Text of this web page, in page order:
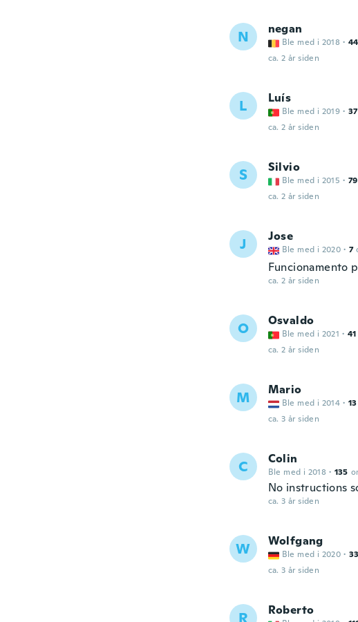
N negan
Ble med i 2018 · 44
ca. 2 år siden
L Luís
Ble med i 2019 · 37
ca. 2 år siden
S Silvio
Ble med i 2015 · 79
ca. 2 år siden
J Jose
Ble med i 2020 · 7
Funcionamento
ca. 2 år siden
O Osvaldo
Ble med i 2021 · 41
ca. 2 år siden
M Mario
Ble med i 2014 · 13
ca. 3 år siden
C Colin
Ble med i 2018 · 135
No instructions
ca. 3 år siden
W Wolfgang
Ble med i 2020 · 33
ca. 3 år siden
R Roberto